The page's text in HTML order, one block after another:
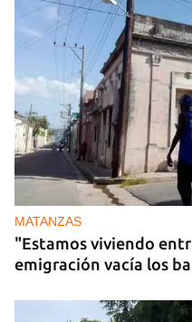
MATANZAS
"Estamos viviendo
emigración vacía los